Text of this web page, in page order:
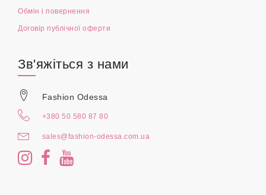
Обмін і повернення
Договір публічної оферти
Зв'яжіться з нами
Fashion Odessa
+380 50 580 87 80
sales@fashion-odessa.com.ua